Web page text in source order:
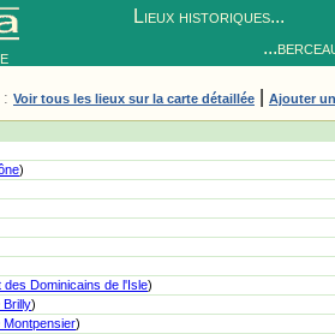
Lieux historiques...
: Voir tous les lieux sur la carte détaillée Ajouter
)
des Dominicains de l'Isle)
Brilly)
Montpensier)